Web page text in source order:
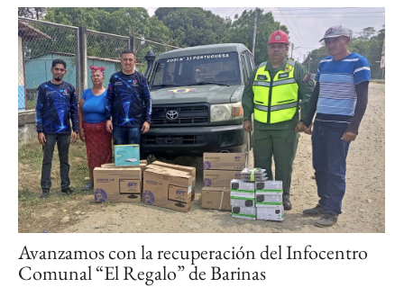
Avanzamos con la recuperación del Infocentro
Comunal “El Regalo” de Barinas